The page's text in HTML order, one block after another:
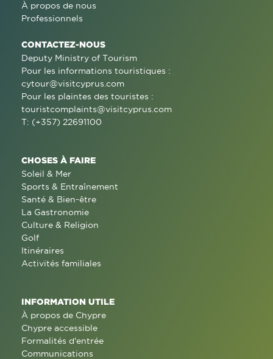
À propos de nous
Professionnels
CONTACTEZ-NOUS
Deputy Ministry of Tourism
Pour les informations touristiques :
cytour@visitcyprus.com
Pour les plaintes des touristes :
touristcomplaints@visitcyprus.com
T: (+357) 22691100
CHOSES À FAIRE
Soleil & Mer
Sports & Entraînement
Santé & Bien-être
La Gastronomie
Culture & Religion
Golf
Itinéraires
Activités familiales
INFORMATION UTILE
À propos de Chypre
Chypre accessible
Formalités d'entrée
Communications